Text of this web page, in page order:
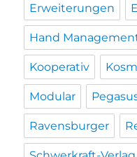
Erweiterungen
Hand
Kooperativ
Modular
Ravensburger